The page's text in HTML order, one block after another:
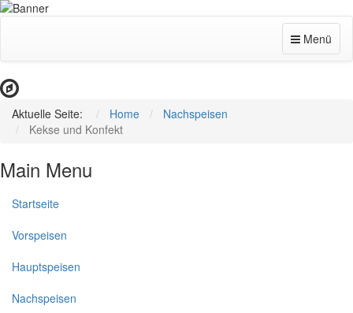
Menü
Aktuelle Seite: Home
Nachspeisen
Kekse und Konfekt
Main Menu
Startseite
Vorspeisen
Hauptspeisen
Nachspeisen